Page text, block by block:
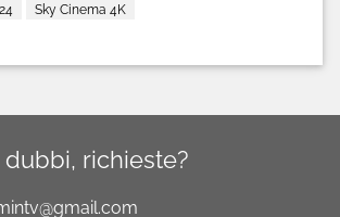
Sky Cinema 4K
richieste?